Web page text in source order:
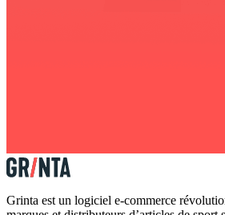
Grinta est un logiciel e-commerce